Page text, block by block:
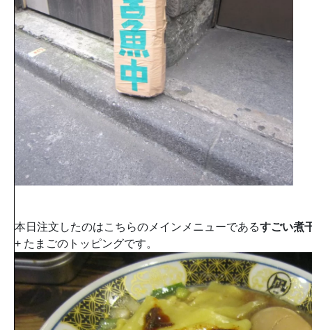
本日注文したのはこちらのメインメニューであるすごい煮
+ たまごのトッピングです。